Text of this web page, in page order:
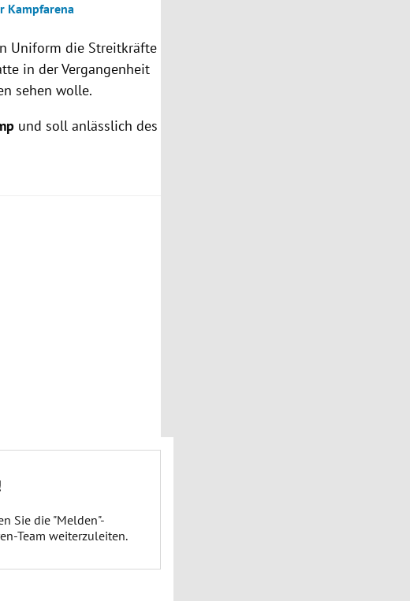
Kampfarena
Uniform die Streitkräfte
in der Vergangenheit
sehen wolle.
und soll anlässlich des